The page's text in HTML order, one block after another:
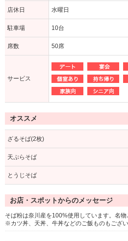
店休日 水曜日
駐車場 10台
席数 50席
サービス
オススメ
ざるそば(2枚)
天ぷらそば
とうじそば
お店・スポットからのメッセージ
そば粉は奈川産を100%使用しています。名
※カツ丼、天丼、牛丼などのご飯ものもござ